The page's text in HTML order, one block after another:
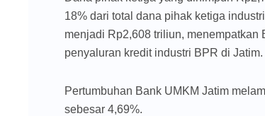
18% dari total dana pihak ketiga
menjadi Rp2,608 triliun, menempatkan
penyaluran kredit industri BPR di Jatim.
Pertumbuhan Bank UMKM Jatim
sebesar 4,69%.